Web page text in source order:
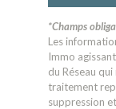
*Champs
Les
Immo
du Réseau
traitement
suppression